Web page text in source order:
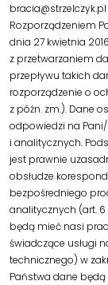
Rozporządzeniem
dnia 27 kwietnia
z przetwarzaniem
przepływu takich
rozporządzenie o
z późn. zm.). Dane
odpowiedzi na
i analitycznych.
jest prawnie
obsłudze
bezpośredniego
analitycznych (art. 6
będą mieć nasi
świadczące usługi
technicznego) w
Państwa dane